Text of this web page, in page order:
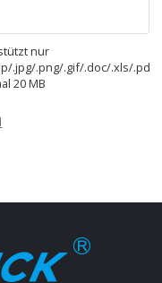
nur
.jpg/.png/.gif/.doc/.xls/.pdf,
20 MB